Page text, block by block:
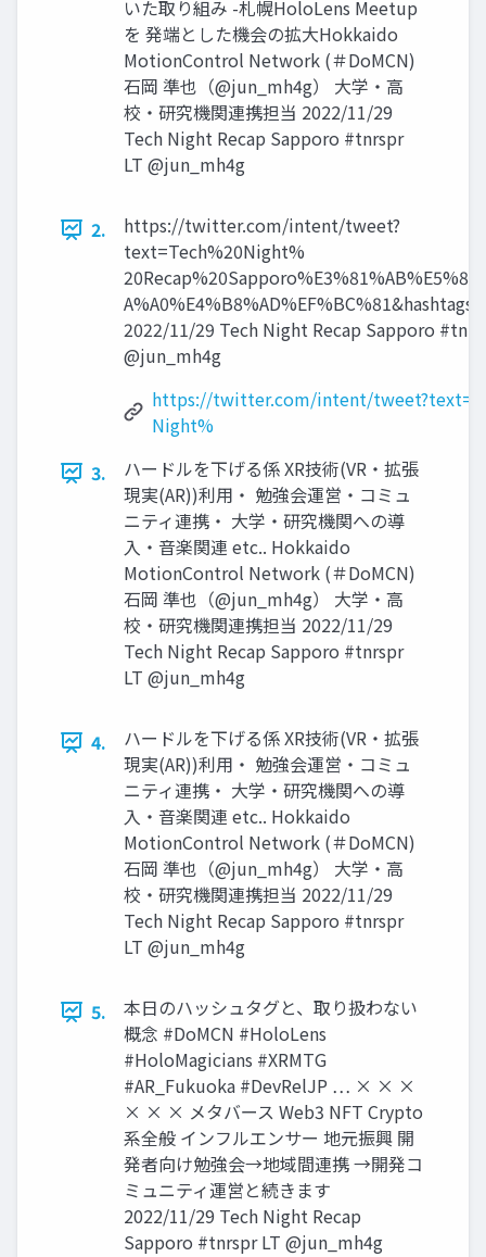
いた取り組み -札幌HoloLens Meetup
を 発端とした機会の拡大Hokkaido
MotionControl Network (＃DoMCN)
石岡 準也（@jun_mh4g） 大学・高
校・研究機関連携担当 2022/11/29
Tech Night Recap Sapporo #tnrspr
LT @jun_mh4g
2.
https://twitter.com/intent/tweet?
text=Tech%20Night%
2022/11/29 Tech Night Recap Sapporo
@jun_mh4g
https://twitter.com/intent/
Night%
3.
ハードルを下げる係 XR技術(VR・拡張
現実(AR))利用・ 勉強会運営・コミュ
ニティ連携・ 大学・研究機関への導
入・音楽関連 etc.. Hokkaido
MotionControl Network (＃DoMCN)
石岡 準也（@jun_mh4g） 大学・高
校・研究機関連携担当 2022/11/29
Tech Night Recap Sapporo #tnrspr
LT @jun_mh4g
4.
ハードルを下げる係 XR技術(VR・拡張
現実(AR))利用・ 勉強会運営・コミュ
ニティ連携・ 大学・研究機関への導
入・音楽関連 etc.. Hokkaido
MotionControl Network (＃DoMCN)
石岡 準也（@jun_mh4g） 大学・高
校・研究機関連携担当 2022/11/29
Tech Night Recap Sapporo #tnrspr
LT @jun_mh4g
5.
本日のハッシュタグと、取り扱わない
概念 #DoMCN #HoloLens
#HoloMagicians #XRMTG
#AR_Fukuoka #DevRelJP … × × ×
× × × メタバース Web3 NFT Crypto
系全般 インフルエンサー 地元振興 開
発者向け勉強会→地域間連携 →開発コ
ミュニティ運営と続きます
2022/11/29 Tech Night Recap
Sapporo #tnrspr LT @jun_mh4g